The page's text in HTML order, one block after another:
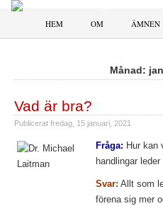
HEM OM ÄMNEN
Månad:
Vad är bra?
Publicerat fredag, 15 januari, 2021
Fråga: Hur kan
handlingar
Svar: Allt som
förena sig mer